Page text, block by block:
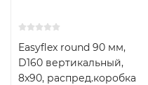
Easyflex round 90 мм,
D160 вертикальный,
8x90, распред.коробка